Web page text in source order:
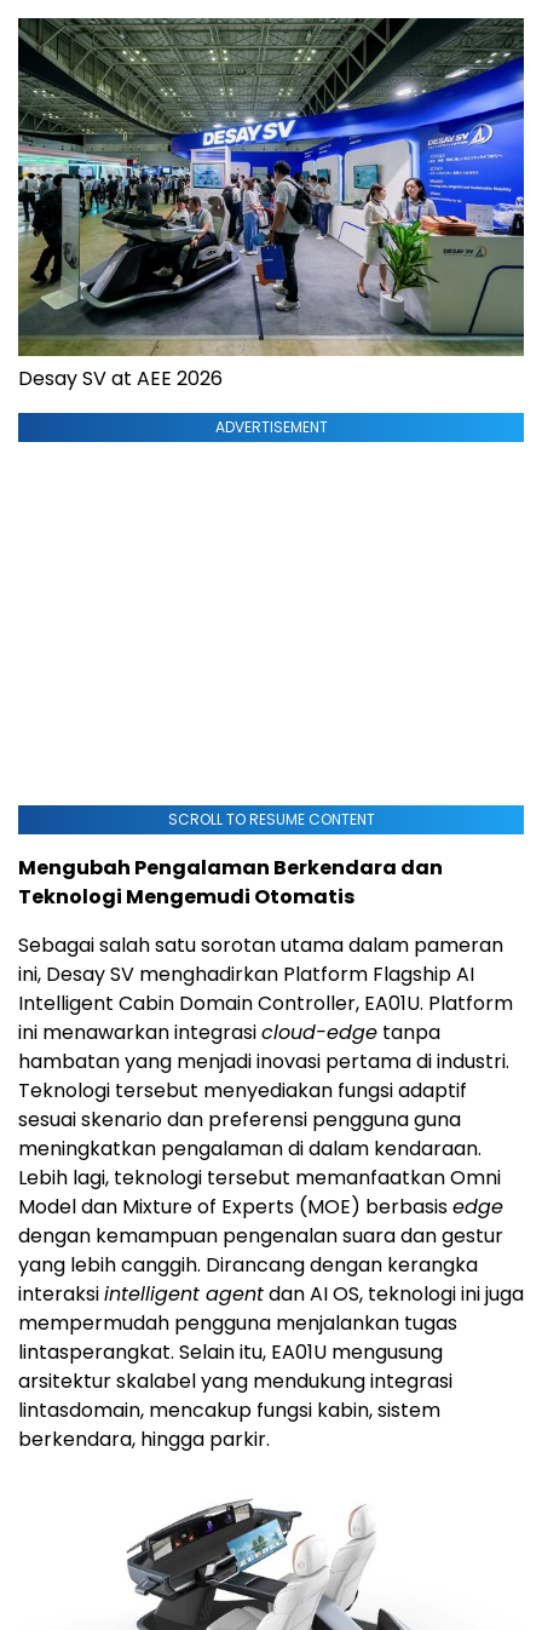
Desay SV at AEE 2026
ADVERTISEMENT
SCROLL TO RESUME CONTENT
Mengubah Pengalaman Berkendara dan
Teknologi Mengemudi Otomatis
Sebagai salah satu sorotan utama dalam pameran
ini, Desay SV menghadirkan Platform Flagship AI
Intelligent Cabin Domain Controller, EA01U. Platform
ini menawarkan integrasicloud-edge tanpa
hambatan yang menjadi inovasi pertama di industri.
Teknologi tersebut menyediakan fungsi adaptif
sesuai skenario dan preferensi pengguna guna
meningkatkan pengalaman di dalam kendaraan.
Lebih lagi, teknologi tersebut memanfaatkan Omni
Model dan Mixture of Experts (MOE) berbasisedge
dengan kemampuan pengenalan suara dan gestur
yang lebih canggih. Dirancang dengan kerangka
interaksiintelligent agentdan AI OS, teknologi ini juga
mempermudah pengguna menjalankan tugas
lintasperangkat. Selain itu, EA01U mengusung
arsitektur skalabel yang mendukung integrasi
lintasdomain, mencakup fungsi kabin, sistem
berkendara, hingga parkir.